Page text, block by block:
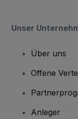
Unser
Über uns
Offene
Anleger